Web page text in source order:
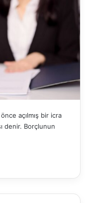
açılmış bir icra
denir. Borçlunun